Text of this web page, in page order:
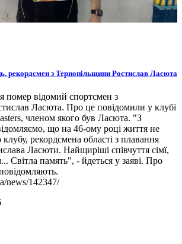
рекордсмен з Тернопільщини Ростислав Ласюта
помер відомий спортсмен з
Ласюта. Про це повідомили у клубі
членом якого був Ласюта. "З
що на 46-ому році життя не
рекордсмена області з плавання
Ласюти. Найщиріші співчуття сімї,
Світла память", - йдеться у заяві. Про
news/142347/